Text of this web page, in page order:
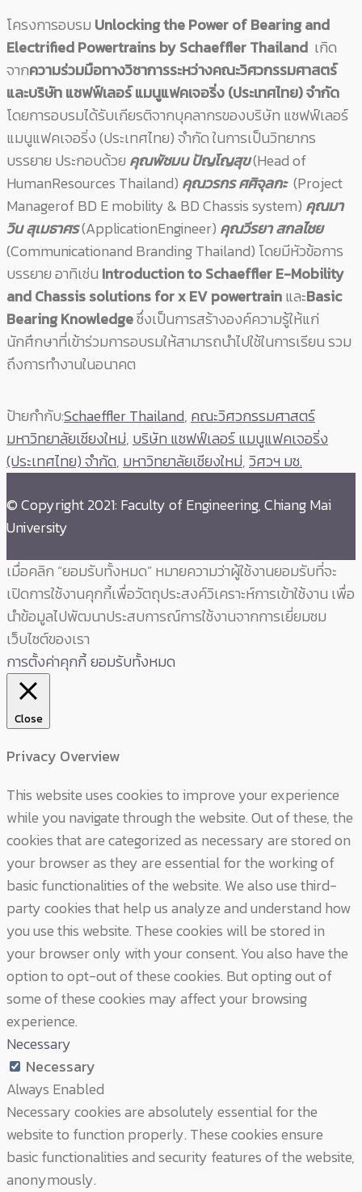
โครงการอบรม Unlocking the Power of Bearing and
Electrified Powertrains by Schaeffler Thailand เกิด
จากความร่วมมือทางวิชาการระหว่างคณะวิศวกรรมศาสตร์
และบริษัท แชฟฟ์เลอร์ แมนูแฟคเจอริ่ง (ประเทศไทย) จำกัด
โดยการอบรมได้รับเกียรติจากบุคลากรของบริษัท แชฟฟ์เลอร์
แมนูแฟคเจอริ่ง (ประเทศไทย) จำกัด ในการเป็นวิทยากร
บรรยาย ประกอบด้วย คุณพัชมน ปัญโญสุข(Head of
HumanResources Thailand) คุณวรกร ศศิจุลกะ(Project
Managerof BD E mobility & BD Chassis system) คุณมา
วิน สุเมธาศร(ApplicationEngineer) คุณวีรยา สกลไชย
(Communicationand Branding Thailand) โดยมีหัวข้อการ
บรรยาย อาทิเช่น Introduction to Schaeffler E-Mobility
and Chassis solutions for x EV powertrainและBasic
Bearing Knowledgeซึ่งเป็นการสร้างองค์ความรู้ให้แก่
นักศึกษาที่เข้าร่วมการอบรมให้สามารถนำไปใช้ในการเรียน รวม
ถึงการทำงานในอนาคต
ป้ายกำกับ:Schaeffler Thailand, คณะวิศวกรรมศาสตร์
มหาวิทยาลัยเชียงใหม่, บริษัท แชฟฟ์เลอร์ แมนูแฟคเจอริ่ง
(ประเทศไทย) จำกัด, มหาวิทยาลัยเชียงใหม่,วิศวฯ มช.
© Copyright 2021: Faculty of Engineering, Chiang Mai
University
เมื่อคลิก “ยอมรับทั้งหมด” หมายความว่าผู้ใช้งานยอมรับที่จะ
เปิดการใช้งานคุกกี้เพื่อวัตถุประสงค์วิเคราะห์การเข้าใช้งาน เพื่อ
นำข้อมูลไปพัฒนาประสบการณ์การใช้งานจากการเยี่ยมชม
เว็บไซต์ของเรา
การตั้งค่าคุกกี้ยอมรับทั้งหมด
Close
Privacy Overview
This website uses cookies to improve your experience
while you navigate through the website. Out of these, the
cookies that are categorized as necessary are stored on
your browser as they are essential for the working of
basic functionalities of the website. We also use third-
party cookies that help us analyze and understand how
you use this website. These cookies will be stored in
your browser only with your consent. You also have the
option to opt-out of these cookies. But opting out of
some of these cookies may affect your browsing
experience.
Necessary
Necessary
Always Enabled
Necessary cookies are absolutely essential for the
website to function properly. These cookies ensure
basic functionalities and security features of the website,
anonymously.